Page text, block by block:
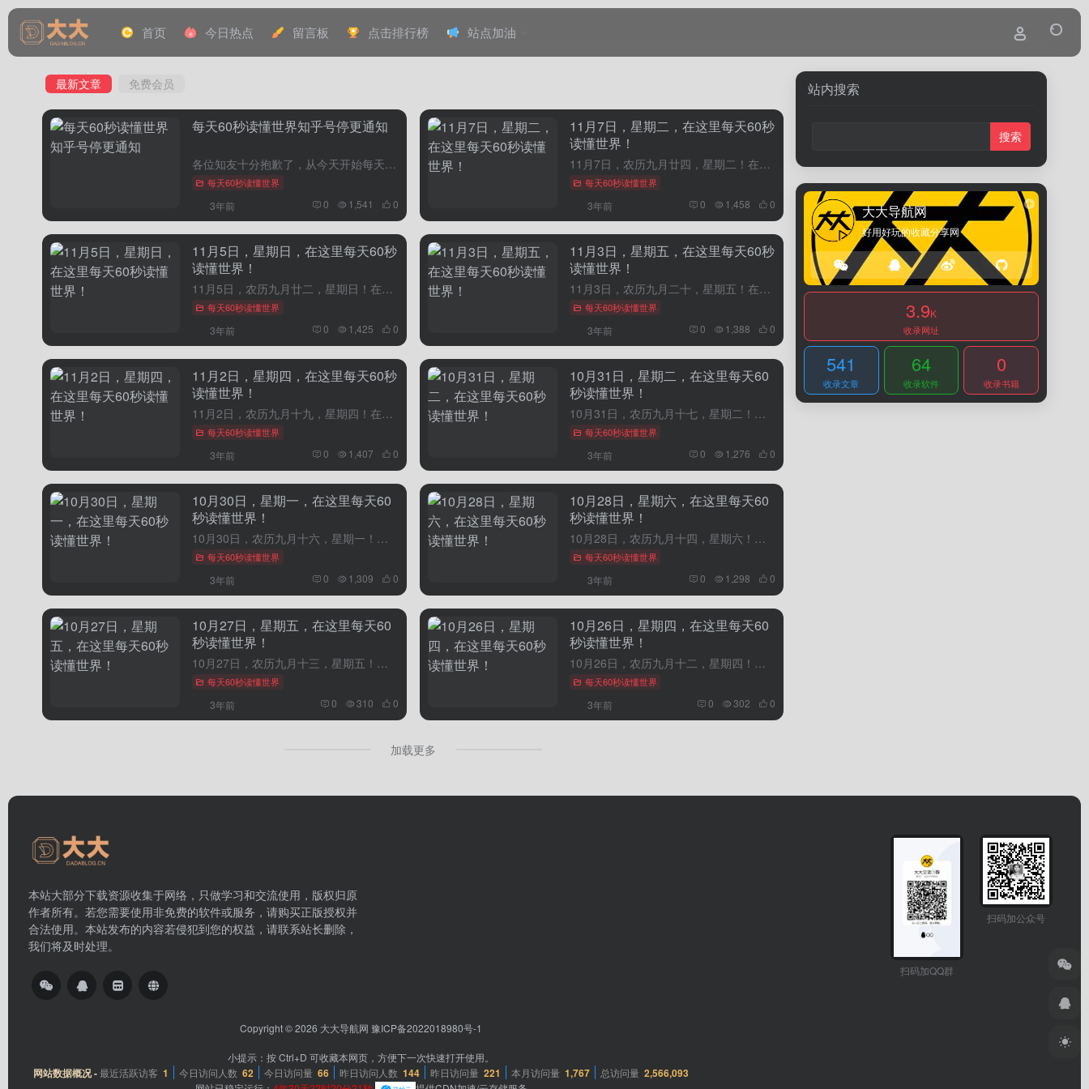
首页 今日热点 留言板 点击排行榜 站点加油
最新文章 免费会员
每天60秒读懂世界知乎号停更通知
各位知友十分抱歉了，从今天开始每天60秒读懂世界知乎号正式停更，找不到坚持下去的原因了，大家如果想看最新内容的，可以移步去公众号，再次感谢大家多年的支持！
每天60秒读懂世界
3年前 0 1,541 0
11月7日，星期二，在这里每天60秒
读懂世界！
11月7日，农历九月廿四，星期二！在这里，每天60秒读懂世界！1、第九批国家药品集采拟中选结果出炉：41种药品采购成功，平均降价58%，预计每年可节约药费182亿元；第九批国家组织药品集采本着“应采尽...
每天60秒读懂世界
3年前 0 1,458 0
11月5日，星期日，在这里每天60秒
读懂世界！
11月5日，农历九月廿二，星期日！在这里，每天60秒读懂世界！1、中央气象台：发布暴雪橙色预警，东北等局地有特大暴雪，局地积雪可达25厘米以上；2、国产首艘大型邮轮4日正式交付，2125间客房，最多载...
每天60秒读懂世界
3年前 0 1,425 0
11月3日，星期五，在这里每天60秒
读懂世界！
11月3日，农历九月二十，星期五！在这里，每天60秒读懂世界！1、2日，双曲线二号火箭完成一子级回收试验，专家：拿到可复用"入门券"，未来可用于亚轨道旅游；2、中国工信部：到2025年...
每天60秒读懂世界
3年前 0 1,388 0
11月2日，星期四，在这里每天60秒
读懂世界！
11月2日，农历九月十九，星期四！在这里，每天60秒读懂世界！1、中国海警局：11月1日，日本多船非法进入我钓鱼岛领海，我方依法采取管控措施；2、金融监管总局：商业银行的杠杆率不得低于4%。专家：强化...
每天60秒读懂世界
3年前 0 1,407 0
10月31日，星期二，在这里每天60
秒读懂世界！
10月31日，农历九月十七，星期二！在这里，每天60秒读懂世界！1、网信部门：依法查处夸克网易CC破坏网络生态违法案件。夸克搜索回应被罚50万：高度重视、诚恳接受、坚决执行；2、30日，菲律宾39号护...
每天60秒读懂世界
3年前 0 1,276 0
10月30日，星期一，在这里每天60
秒读懂世界！
10月30日，农历九月十六，星期一！在这里，每天60秒读懂世界！1、官方明确：保障性住房要实施严格封闭管理，不得上市交易。目前多地已出台政策封闭运行；2、北京：30日至11月2日，启动空气重污染橙色预...
每天60秒读懂世界
3年前 0 1,309 0
10月28日，星期六，在这里每天60
秒读懂世界！
10月28日，农历九月十四，星期六！在这里，每天60秒读懂世界！1、央行：有序推进人民币国际化，加快金融市场向制度型开放转变，支持更多央行和货币当局将人民币纳入储备；2、国家安全部：有境外组织人员正通...
每天60秒读懂世界
3年前 0 1,298 0
10月27日，星期五，在这里每天60
秒读懂世界！
10月27日，农历九月十三，星期五！在这里，每天60秒读懂世界！1、神舟十七号发射成功：3名航天员顺利进驻中国空间站；2、商务部：全面取消制造业领域外资准入限制措施；3、国防部回应6军舰现身中东：系护...
每天60秒读懂世界
3年前 0 310 0
10月26日，星期四，在这里每天60
秒读懂世界！
10月26日，农历九月十二，星期四！在这里，每天60秒读懂世界！1、神十七瞄准10月26日11时14分发射，汤洪波、唐胜杰、江新林执飞。神十六乘组10月31日回家，神十七航天员计划明年4月返回；2、民...
每天60秒读懂世界
3年前 0 302 0
加载更多
站内搜索
大大导航网
好用好玩的收藏分享网
3.9K
收录网址
541
收录文章
64
收录软件
0
收录书籍
本站大部分下载资源收集于网络，只做学习和交流使用，版权归原
作者所有。若您需要使用非免费的软件或服务，请购买正版授权并
合法使用。本站发布的内容若侵犯到您的权益，请联系站长删除，
我们将及时处理。
扫码加QQ群
扫码加公众号
Copyright © 2026 大大导航网 豫ICP备2022018980号-1
小提示：按 Ctrl+D 可收藏本网页，方便下一次快速打开使用。
网站数据概况 -最近活跃访客 1 今日访问人数 62 今日访问量 66 昨日访问人数 144 昨日访问量 221 本月访问量 1,767 总访问量 2,566,093